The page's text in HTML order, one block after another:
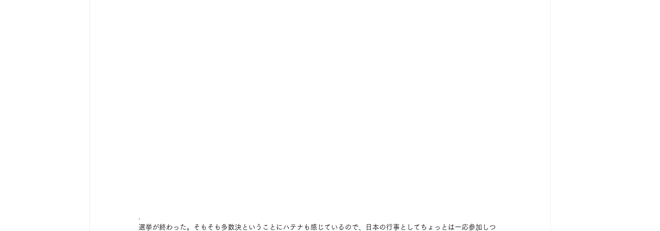
選挙が終わった。そもそも多数決ということにハテナも感じているので、日本の行事としてちょっとは一応参加しつ